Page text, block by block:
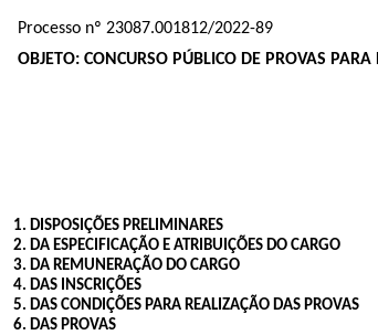
Processo nº 23087.001812/2022-89
OBJETO: CONCURSO PÚBLICO DE PROVAS
1. DISPOSIÇÕES PRELIMINARES
2. DA ESPECIFICAÇÃO E ATRIBUIÇÕES DO CARGO
3. DA REMUNERAÇÃO DO CARGO
4. DAS INSCRIÇÕES
5. DAS CONDIÇÕES PARA REALIZAÇÃO DAS PROVAS
6. DAS PROVAS